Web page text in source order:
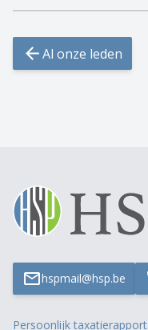
Al onze leden
hspmail@hsp.be
Persoonlijk taxatierapport